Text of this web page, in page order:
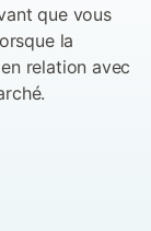
que vous
la
relation avec